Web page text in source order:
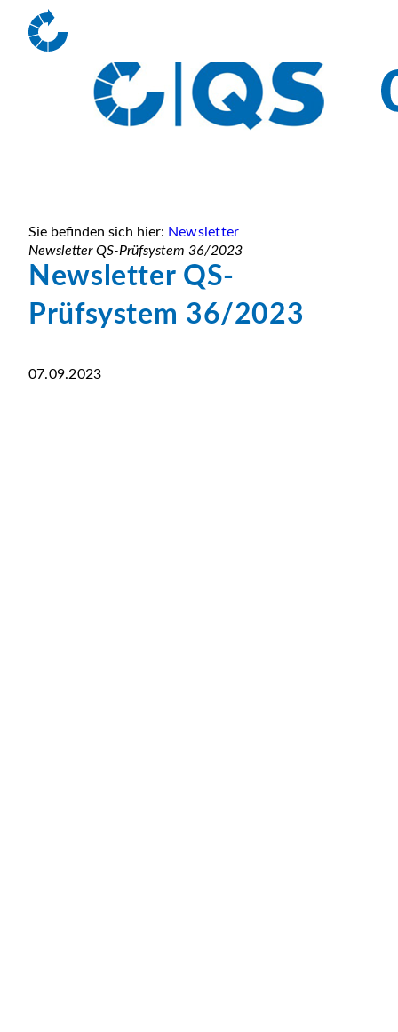
Sie befinden sich hier: Newsletter
Newsletter QS-Prüfsystem 36/2023
Newsletter QS-
Prüfsystem 36/2023
07.09.2023